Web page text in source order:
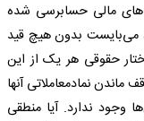
مالی حسابرسی شده
می‌بایست بدون هیچ قید
حقوقی هر یک از این
ماندن نمادمعاملاتی آنها
وجود ندارد. آیا منطقی